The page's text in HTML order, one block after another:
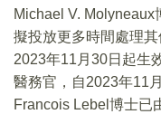
Michael V.
擬投放更多時間處理
2023年11月30日起生
醫務官，自2023年11
Francois Lebel博士已